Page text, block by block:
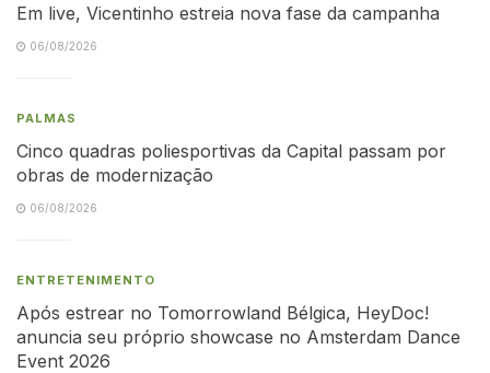
Em live, Vicentinho estreia nova fase da campanha
06/08/2026
PALMAS
Cinco quadras poliesportivas da Capital passam por
obras de modernização
06/08/2026
ENTRETENIMENTO
Após estrear no Tomorrowland Bélgica, HeyDoc!
anuncia seu próprio showcase no Amsterdam Dance
Event 2026